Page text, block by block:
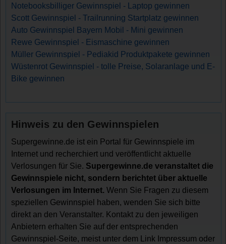
Notebooksbilliger Gewinnspiel - Laptop gewinnen
Scott Gewinnspiel - Trailrunning Startplatz gewinnen
Auto Gewinnspiel Bayern Mobil - Mini gewinnen
Rewe Gewinnspiel - Eismaschine gewinnen
Müller Gewinnspiel - Pediakid Produktpakete gewinnen
Wüstenrot Gewinnspiel - tolle Preise, Solaranlage und E-
Bike gewinnen
Hinweis zu den Gewinnspielen
Supergewinne.de ist ein Portal für Gewinnspiele im
Internet und recherchiert und veröffentlicht aktuelle
Verlosungen für Sie. Supergewinne.de veranstaltet die
Gewinnspiele nicht, sondern berichtet über aktuelle
Verlosungen im Internet. Wenn Sie Fragen zu diesem
speziellen Gewinnspiel haben, wenden Sie sich bitte
direkt an den Veranstalter. Kontakt zu den jeweiligen
Anbietern erhalten Sie auf der entsprechenden
Gewinnspiel-Seite, meist unter dem Link Impressum oder